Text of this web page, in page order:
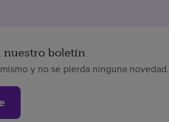
nuestro boletín
y no se pierda ninguna novedad.